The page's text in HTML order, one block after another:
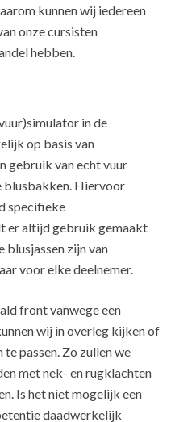
kunnen wij iedereen
onze cursisten
hebben.
in de
op basis van
gebruik van echt vuur
blusbakken. Hiervoor
specifieke
er altijd gebruik gemaakt
blusjassen zijn van
voor elke deelnemer.
front vanwege een
wij in overleg kijken of
passen. Zo zullen we
met nek- en rugklachten
Is het niet mogelijk een
daadwerkelijk